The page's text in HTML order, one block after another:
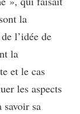
la
l’idée de
la
et le cas
les aspects
savoir sa